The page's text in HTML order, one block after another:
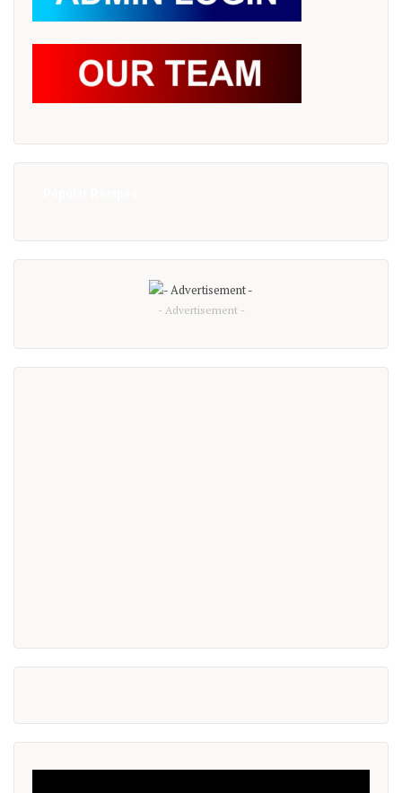
- Advertisement -